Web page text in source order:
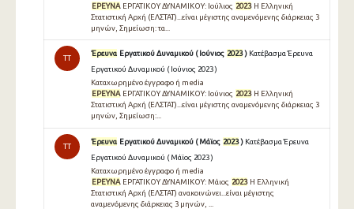
ΕΡΕΥΝΑΕΡΓΑΤΙΚΟΥ ΔΥΝΑΜΙΚΟΥ: Ιούλιος 2023Η Ελληνική
Στατιστική Αρχή (ΕΛΣΤΑΤ)...είναι μέγιστης αναμενόμενης διάρκειας 3
μηνών, Σημείωση: τα...
TT
Έρευνα Εργατικού Δυναμικού ( Ιούνιος 2023) Κατέβασμα Έρευνα
Εργατικού Δυναμικού ( Ιούνιος 2023 )
Καταχωρημένο έγγραφο ή media
ΕΡΕΥΝΑΕΡΓΑΤΙΚΟΥ ΔΥΝΑΜΙΚΟΥ: Ιούνιος 2023Η Ελληνική
Στατιστική Αρχή (ΕΛΣΤΑΤ)...είναι μέγιστης αναμενόμενης διάρκειας 3
μηνών, Σημείωση:...
TT
Έρευνα Εργατικού Δυναμικού ( Μάϊος 2023) Κατέβασμα Έρευνα
Εργατικού Δυναμικού ( Μάϊος 2023 )
Καταχωρημένο έγγραφο ή media
ΕΡΕΥΝΑΕΡΓΑΤΙΚΟΥ ΔΥΝΑΜΙΚΟΥ: Μάιος 2023Η Ελληνική
Στατιστική Αρχή (ΕΛΣΤΑΤ) ανακοινώνει...είναι μέγιστης
αναμενόμενης διάρκειας 3 μηνών, ...